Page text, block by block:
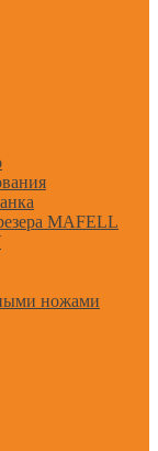
MAFELL
ножами